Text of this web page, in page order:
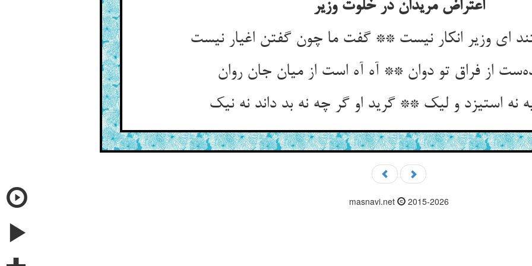
اعتراض مریدان در خلوت وزیر
masnavi.net 2015-2026